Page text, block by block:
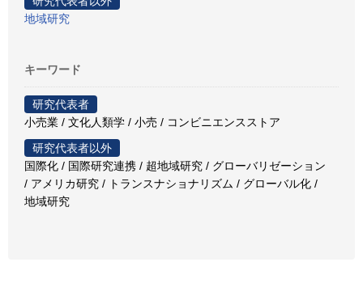
地域研究
キーワード
研究代表者
小売業 / 文化人類学 / 小売 / コンビニエンスストア
研究代表者以外
国際化 / 国際研究連携 / 超地域研究 / グローバリゼーション
/ アメリカ研究 / トランスナショナリズム / グローバル化 /
地域研究